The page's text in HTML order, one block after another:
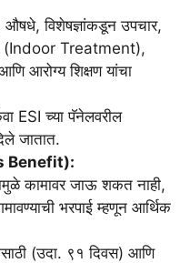
औषधे, विशेषज्ञांकडून उपचार,
(Indoor Treatment),
आरोग्य शिक्षण यांचा
ESI च्या पॅनेलवरील
जातात.
Benefit):
कामावर जाऊ शकत नाही,
भरपाई म्हणून आर्थिक
(उदा. ९१ दिवस) आणि